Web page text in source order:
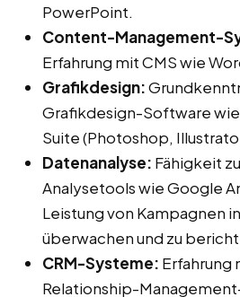
PowerPoint.
Content-Management-
Erfahrung mit CMS wie
Grafikdesign:
Grafikdesign-Software
Suite (Photoshop,
Datenanalyse: Fähigkeit
Analysetools wie Google
Leistung von Kampagnen
überwachen und zu
CRM-Systeme: Erfahrung
Relationship-